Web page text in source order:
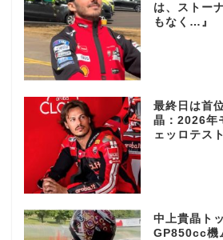
は、ストー
もなく…』
最終日は首
晶：2026年
ェッロテスト
中上貴晶ト
GP850cc機